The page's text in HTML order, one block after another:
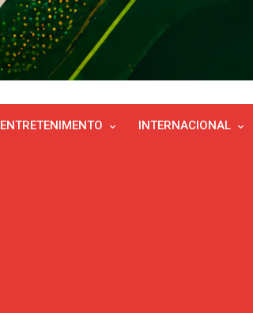
ENTRETENIMENTO INTERNACIONAL